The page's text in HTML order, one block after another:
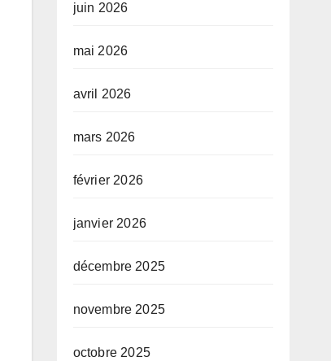
juin 2026
mai 2026
avril 2026
mars 2026
février 2026
janvier 2026
décembre 2025
novembre 2025
octobre 2025